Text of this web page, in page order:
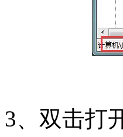
3、双击打